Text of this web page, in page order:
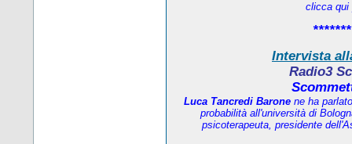
clicca
Intervista
Radio3
Luca Tancredi Barone ne ha
probabilità all'università di
psicoterapeuta, presidente